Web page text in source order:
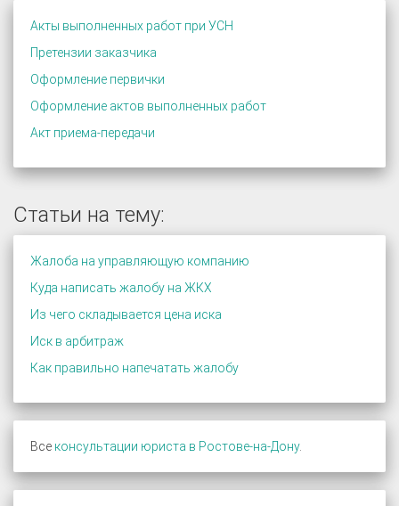
Акты выполненных работ при УСН
Претензии заказчика
Оформление первички
Оформление актов выполненных работ
Акт приема-передачи
Статьи на тему:
Жалоба на управляющую компанию
Куда написать жалобу на ЖКХ
Из чего складывается цена иска
Иск в арбитраж
Как правильно напечатать жалобу
Все консультации юриста в Ростове-на-Дону.